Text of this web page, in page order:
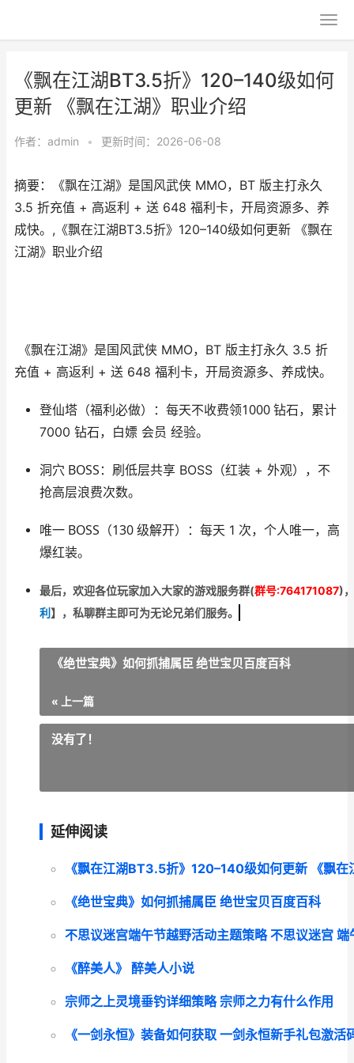
《飘在江湖BT3.5折》120–140级如何
更新 《飘在江湖》职业介绍
作者： admin • 更新时间：2026-06-08
摘要：《飘在江湖》是国风武侠 MMO，BT 版主打永久
3.5 折充值 + 高返利 + 送 648 福利卡，开局资源多、养
成快。,《飘在江湖BT3.5折》120–140级如何更新 《飘在
江湖》职业介绍
《飘在江湖》是国风武侠 MMO，BT 版主打永久 3.5 折
充值 + 高返利 + 送 648 福利卡，开局资源多、养成快。
登仙塔（福利必做） ：每天不收费领1000 钻石，累计
7000 钻石，白嫖 会员 经验。
洞穴 BOSS ：刷低层共享 BOSS（红装 + 外观），不
抢高层浪费次数。
唯一 BOSS（130 级解开）
：每天 1 次，个人唯一，高
爆红装。
最后，欢迎各位玩家加入大家的游戏服务群(群号:764171087)
利 】 ，私聊群主即可为无论兄弟们服务。
《绝世宝典》如何抓捕属臣 绝世宝贝百度百科
« 上一篇
没有了！
延伸阅读
《飘在江湖BT3.5折》120–140级如何更新 《飘在
《绝世宝典》如何抓捕属臣 绝世宝贝百度百科
不思议迷宫端午节越野活动主题策略 不思议迷宫 端
《醉美人》 醉美人小说
宗师之上灵境垂钓详细策略 宗师之力有什么作用
《一剑永恒》装备如何获取 一剑永恒新手礼包激活